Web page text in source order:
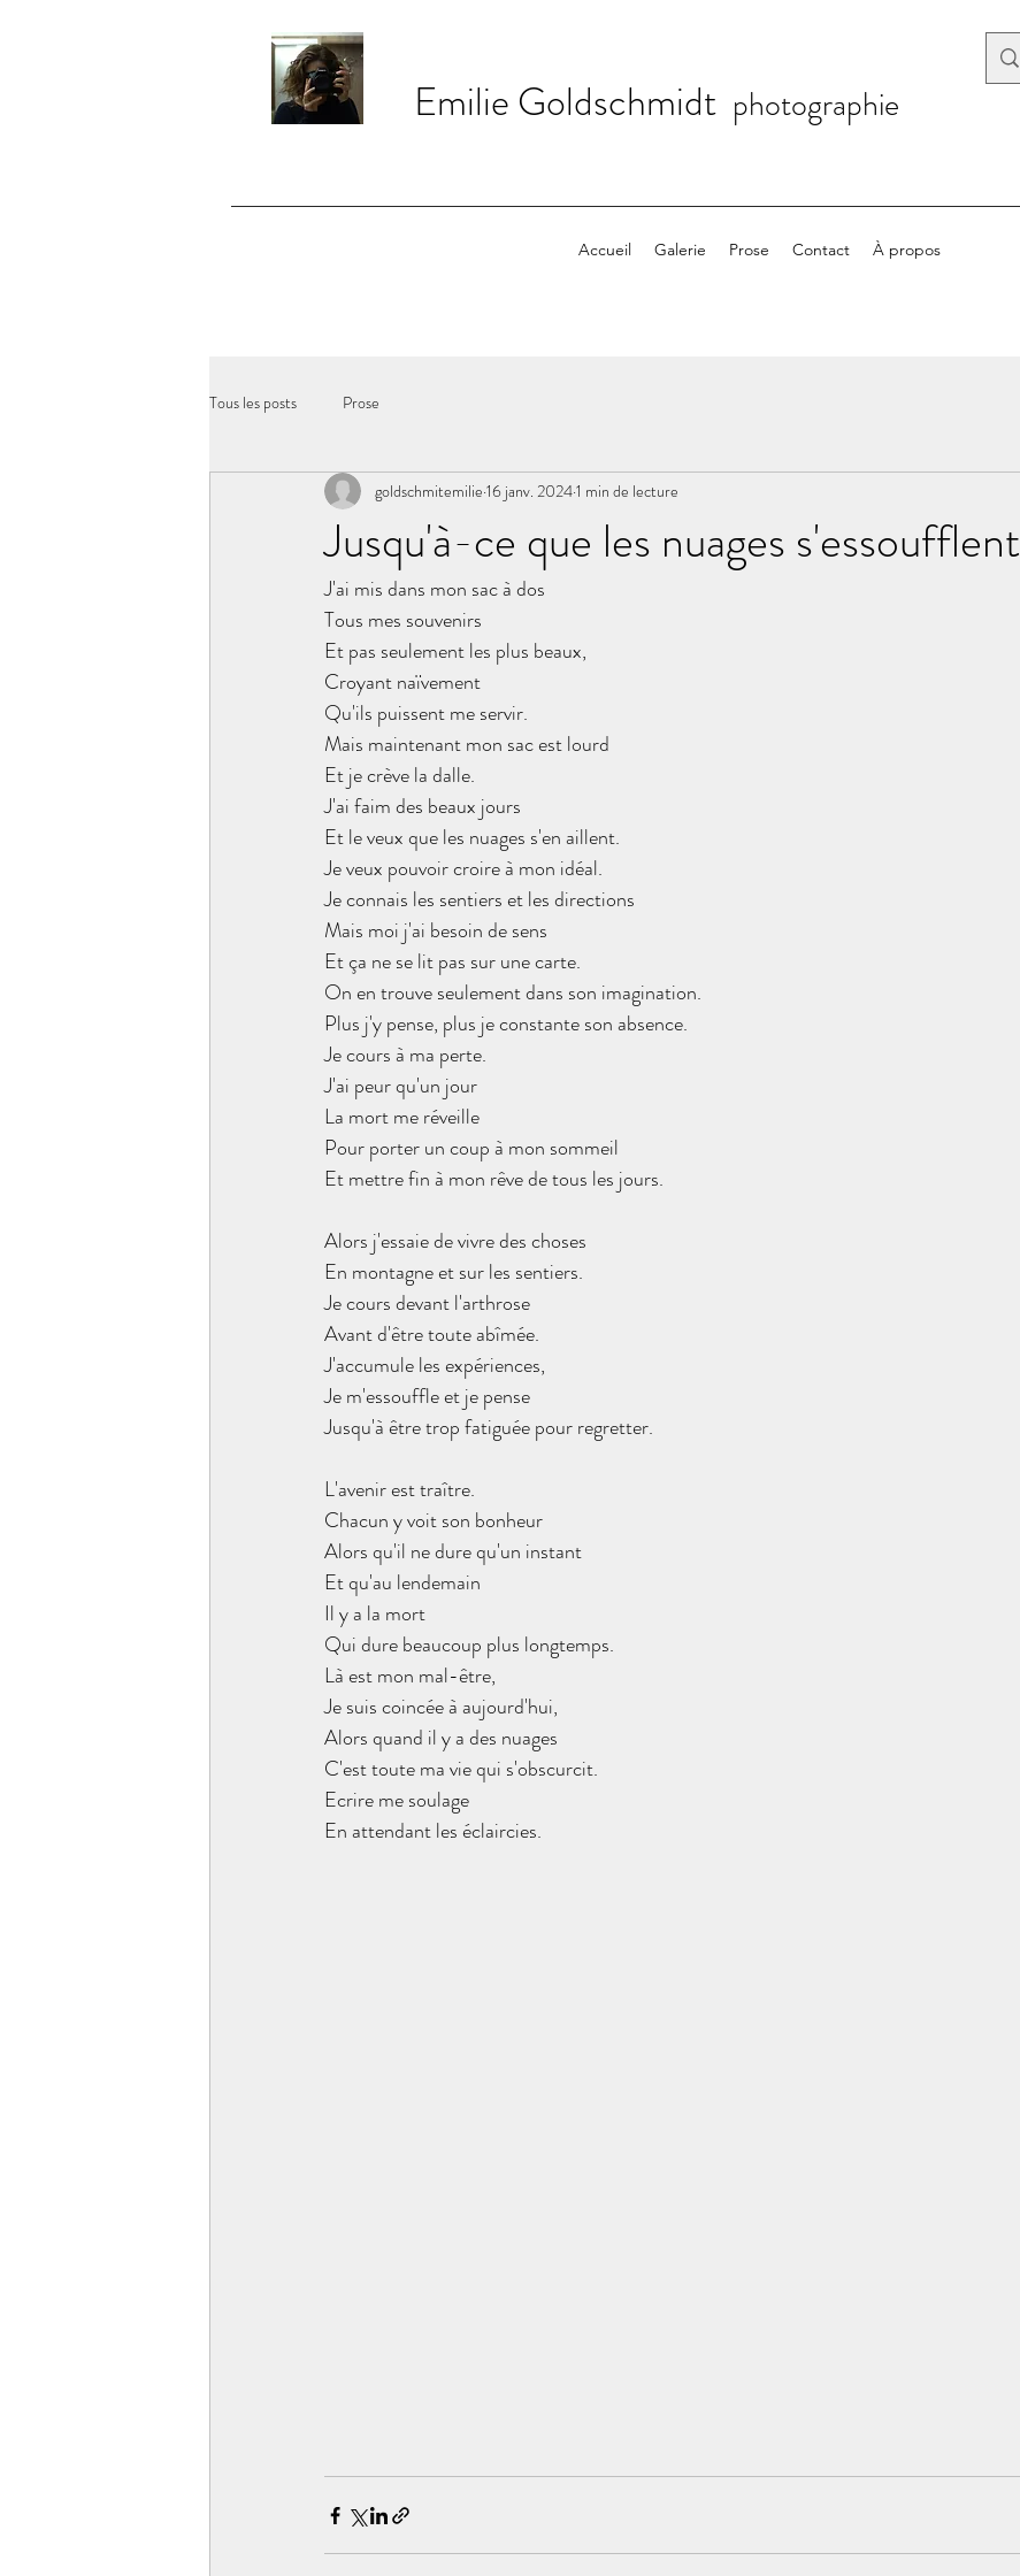
Emilie Goldschmidt photographie
Accueil Galerie Prose Contact À propos
Tous les posts Prose
Jusqu'à-ce que les nuages s'essoufflent
goldschmitemilie 16 janv. 20241 min de lecture
J'ai mis dans mon sac à dos
Tous mes souvenirs
Et pas seulement les plus beaux,
Croyant naïvement
Qu'ils puissent me servir.
Mais maintenant mon sac est lourd
Et je crève la dalle.
J'ai faim des beaux jours
Et le veux que les nuages s'en aillent.
Je veux pouvoir croire à mon idéal.
Je connais les sentiers et les directions
Mais moi j'ai besoin de sens
Et ça ne se lit pas sur une carte.
On en trouve seulement dans son imagination.
Plus j'y pense, plus je constante son absence.
Je cours à ma perte.
J'ai peur qu'un jour
La mort me réveille
Pour porter un coup à mon sommeil
Et mettre fin à mon rêve de tous les jours.
Alors j'essaie de vivre des choses
En montagne et sur les sentiers.
Je cours devant l'arthrose
Avant d'être toute abîmée.
J'accumule les expériences,
Je m'essouffle et je pense
Jusqu'à être trop fatiguée pour regretter.
L'avenir est traître.
Chacun y voit son bonheur
Alors qu'il ne dure qu'un instant
Et qu'au lendemain
Il y a la mort
Qui dure beaucoup plus longtemps.
Là est mon mal-être,
Je suis coincée à aujourd'hui,
Alors quand il y a des nuages
C'est toute ma vie qui s'obscurcit.
Ecrire me soulage
En attendant les éclaircies.